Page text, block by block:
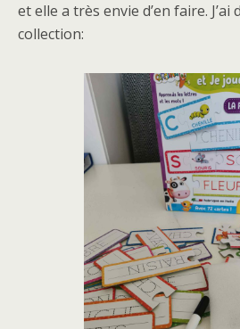
et elle a très envie d’en faire. J’ai
collection: